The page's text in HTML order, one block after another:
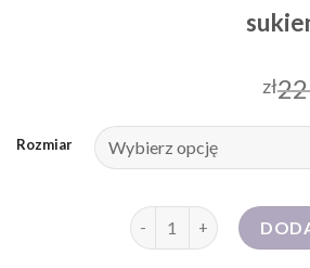
zł
Rozmiar
ilość sukienka na impreze